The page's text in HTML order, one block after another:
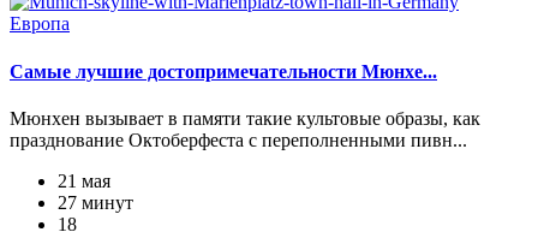
Европа
Самые лучшие достопримечательности Мюнхе...
Мюнхен вызывает в памяти такие культовые образы, как
празднование Октоберфеста с переполненными пивн...
21 мая
27 минут
18